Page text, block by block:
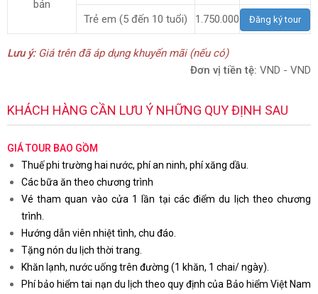
bản
Trẻ em (5 đến 10 tuổi) 1.750.000 Đăng ký tour
Lưu ý:Giá trên đã áp dụng khuyến mãi (nếu có)
Đơn vị tiền tệ: VND - VND
KHÁCH HÀNG CẦN LƯU Ý NHỮNG QUY ĐỊNH SAU
GIÁ TOUR BAO GỒM
Thuế phi trường hai nước, phí an ninh, phí xăng dầu.
Các bữa ăn theo chương trình
Vé tham quan vào cửa 1 lần tại các điểm du lịch theo chương
trình.
Hướng dẫn viên nhiệt tình, chu đáo.
Tặng nón du lịch thời trang.
Khăn lạnh, nước uống trên đường (1 khăn, 1 chai/ ngày).
Phí bảo hiểm tai nạn du lịch theo quy định của Bảo hiểm Việt Nam